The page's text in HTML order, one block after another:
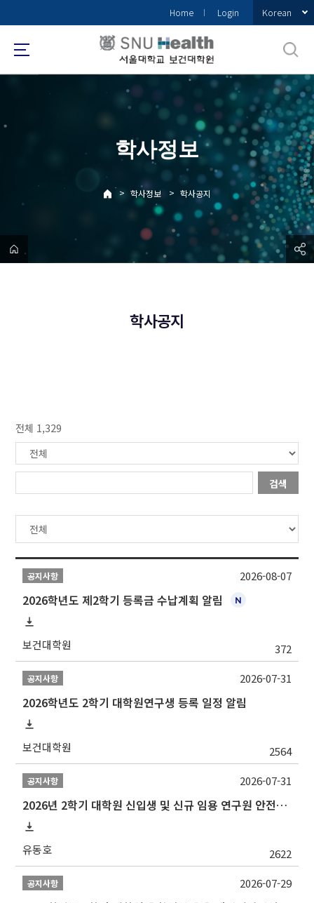
로
메
Home Login Korean
학사정보
> 학사정보 > 학사공지
학사공지
전체 1,329
검색
공지사항
2026학년도 제2학기 등록금 수납계획 알림
보건대학원 372
2026-08-07
공지사항
2026학년도 2학기 대학원연구생 등록 일정 알림
보건대학원 2564
2026-07-31
공지사항
2026년 2학기 대학원 신입생 및 신규 임용 연구원 안전환경교육(신규교육) 실시 안내
유동호 2622
2026-07-31
공지사항 2026-07-29